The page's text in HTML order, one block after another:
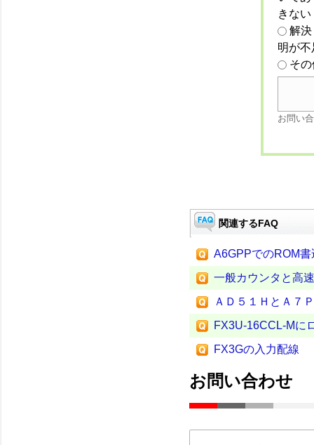
きない
解
明が
そ
お問い
関連するFAQ
A6GPPでのROM
一般カウンタと高
ＡＤ５１ＨとＡ７
FX3U-16CCL-Mに
FX3Gの入力配線
お問い合わせ